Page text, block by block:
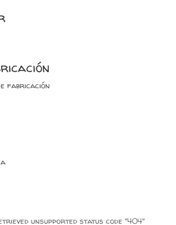
unsupported status code "404"